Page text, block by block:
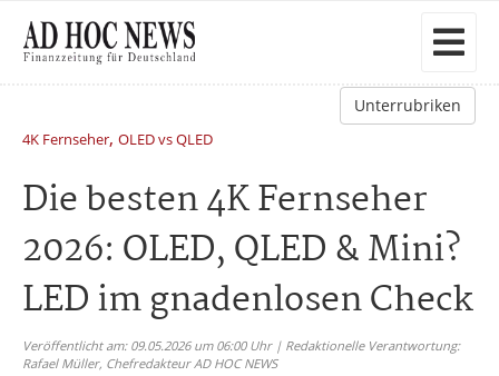
Unterrubriken
4K Fernseher, OLED vs QLED
Die besten 4K Fernseher
2026: OLED, QLED & Mini?
LED im gnadenlosen Check
Veröffentlicht am: 09.05.2026 um 06:00 Uhr | Redaktionelle Verantwortung:
Rafael Müller, Chefredakteur AD HOC NEWS